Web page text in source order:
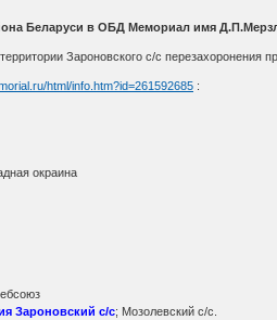
Беларуси в ОБД Мемориал имя
Зароновского с/с перезахоронения
html/info.htm?id=261592685 :
окраина
Зароновский с/с; Мозолевский с/с.